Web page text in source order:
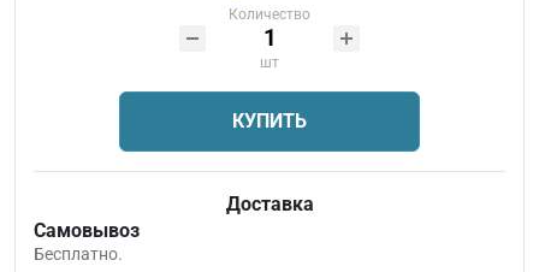
Количество
шт
КУПИТЬ
Доставка
Самовывоз
Бесплатно.